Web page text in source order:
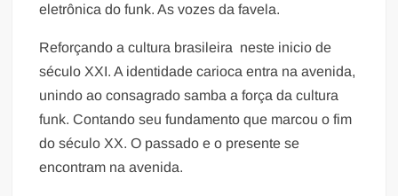
eletrônica do funk. As vozes da favela.
Reforçando a cultura brasileira neste inicio de
século XXI. A identidade carioca entra na avenida,
unindo ao consagrado samba a força da cultura
funk. Contando seu fundamento que marcou o fim
do século XX. O passado e o presente se
encontram na avenida.